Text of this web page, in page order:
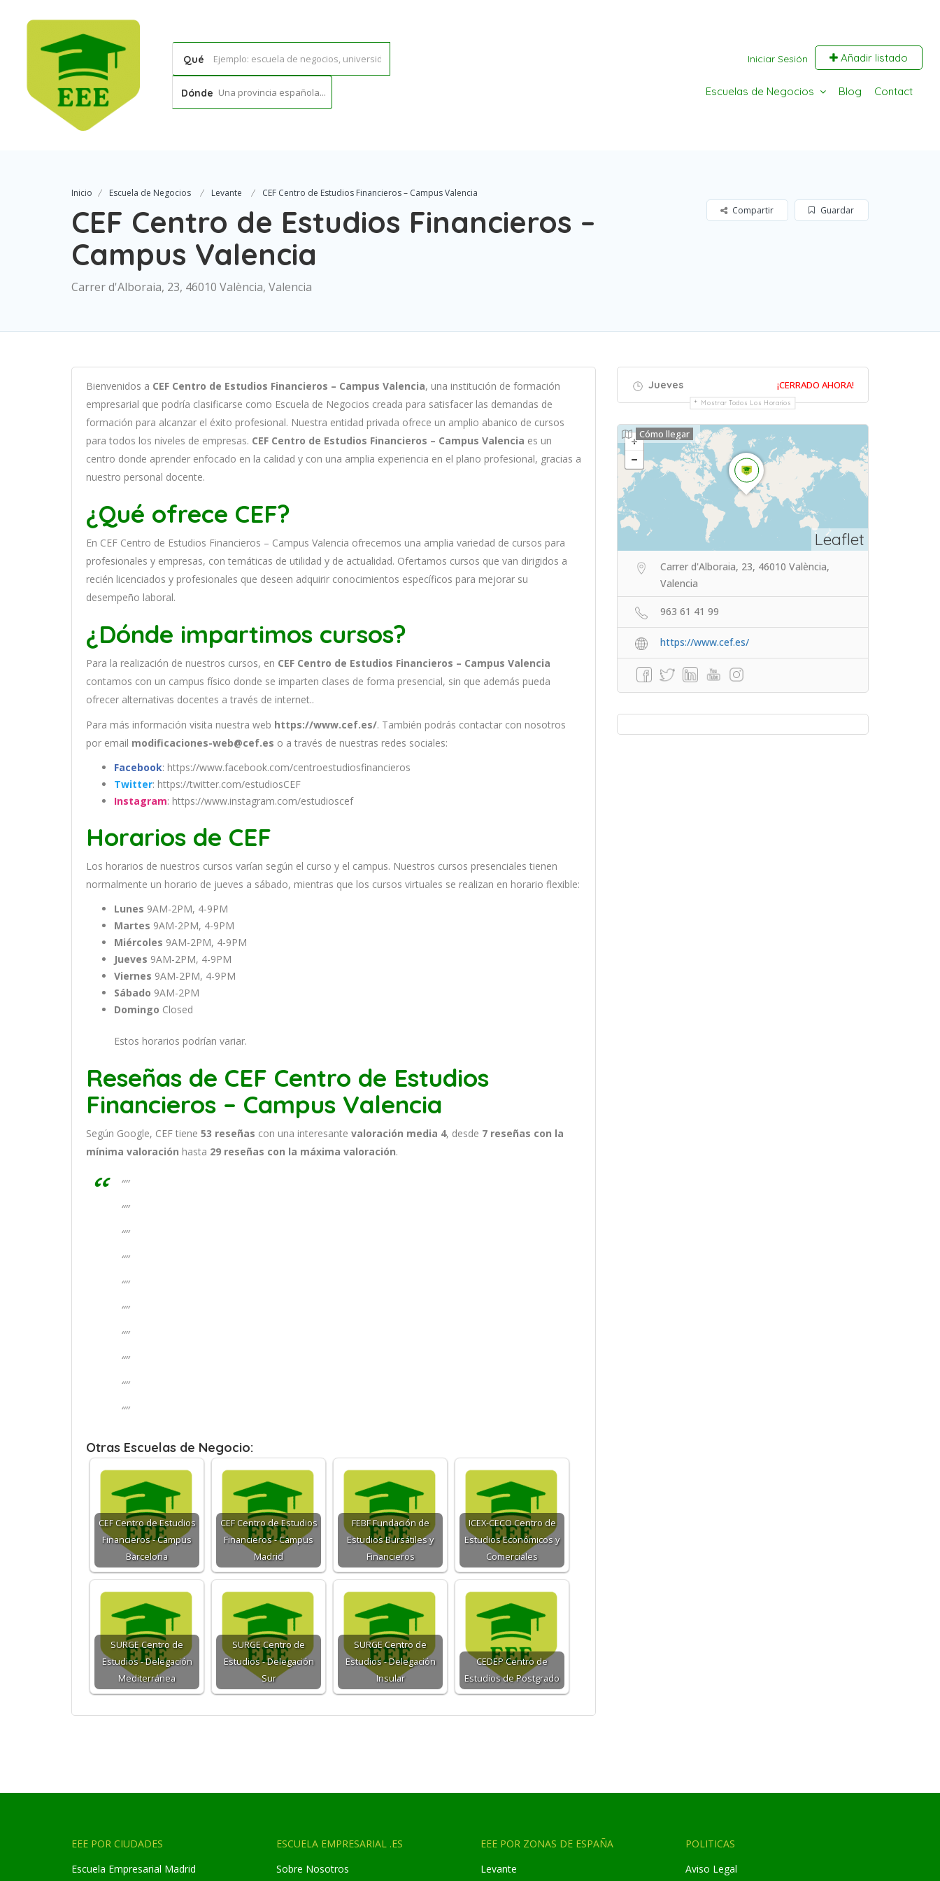
Qué
Dónde Una provincia española...
Iniciar Sesión Añadir listado
Escuelas de Negocios Blog Contact
Inicio Escuela de Negocios Levante CEF Centro de Estudios Financieros – Campus Valencia
CEF Centro de Estudios Financieros –
Campus Valencia
Carrer d'Alboraia, 23, 46010 València, Valencia
Guardar
Compartir
Bienvenidos a CEF Centro de Estudios Financieros – Campus Valencia, una institución de formación
empresarial que podría clasificarse como Escuela de Negocios creada para satisfacer las demandas de
formación para alcanzar el éxito profesional. Nuestra entidad privada ofrece un amplio abanico de cursos
para todos los niveles de empresas. CEF Centro de Estudios Financieros – Campus Valencia es un
centro donde aprender enfocado en la calidad y con una amplia experiencia en el plano profesional, gracias a
nuestro personal docente.
¿Qué ofrece CEF?
En CEF Centro de Estudios Financieros – Campus Valencia ofrecemos una amplia variedad de cursos para
profesionales y empresas, con temáticas de utilidad y de actualidad. Ofertamos cursos que van dirigidos a
recién licenciados y profesionales que deseen adquirir conocimientos específicos para mejorar su
desempeño laboral.
¿Dónde impartimos cursos?
Para la realización de nuestros cursos, en CEF Centro de Estudios Financieros – Campus Valencia
contamos con un campus físico donde se imparten clases de forma presencial, sin que además pueda
ofrecer alternativas docentes a través de internet..
Para más información visita nuestra web https://www.cef.es/. También podrás contactar con nosotros
por email modificaciones-web@cef.es o a través de nuestras redes sociales:
Facebook: https://www.facebook.com/centroestudiosfinancieros
Twitter: https://twitter.com/estudiosCEF
Instagram: https://www.instagram.com/estudioscef
Horarios de CEF
Los horarios de nuestros cursos varían según el curso y el campus. Nuestros cursos presenciales tienen
normalmente un horario de jueves a sábado, mientras que los cursos virtuales se realizan en horario flexible:
Lunes 9AM-2PM, 4-9PM
Martes 9AM-2PM, 4-9PM
Miércoles 9AM-2PM, 4-9PM
Jueves 9AM-2PM, 4-9PM
Viernes 9AM-2PM, 4-9PM
Sábado 9AM-2PM
Domingo Closed
Estos horarios podrían variar.
Reseñas de CEF Centro de Estudios
Financieros – Campus Valencia
Según Google, CEF tiene 53 reseñas con una interesante valoración media 4, desde 7 reseñas con la
mínima valoración hasta 29 reseñas con la máxima valoración.
“”
“”
“”
“”
“”
“”
“”
“”
“”
“”
Otras Escuelas de Negocio:
CEF Centro de Estudios
Financieros - Campus
Barcelona
CEF Centro de Estudios
Financieros - Campus
Madrid
FEBF Fundación de
Estudios Bursátiles y
Financieros
ICEX-CECO Centro de
Estudios Económicos y
Comerciales
SURGE Centro de
Estudios - Delegación
Mediterránea
SURGE Centro de
Estudios - Delegación
Sur
SURGE Centro de
Estudios - Delegación
Insular
CEDEP Centro de
Estudios de Postgrado
Jueves ¡CERRADO AHORA!
Mostrar Todos Los Horarios
Leaflet
Cómo llegar
Carrer d'Alboraia, 23, 46010 València,
Valencia
963 61 41 99
https://www.cef.es/
EEE POR CIUDADES
Escuela Empresarial Madrid
ESCUELA EMPRESARIAL .ES
Sobre Nosotros
EEE POR ZONAS DE ESPAÑA
Levante
POLITICAS
Aviso Legal